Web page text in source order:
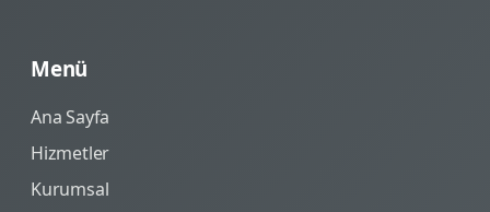
Menü
Ana Sayfa
Hizmetler
Kurumsal